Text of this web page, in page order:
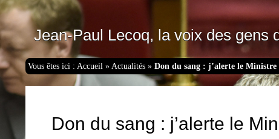
Jean-Paul Lecoq, la voix des gens
Vous êtes ici :Accueil »Actualités »Don du sang : j’alerte le
Don du sang : j’alerte le